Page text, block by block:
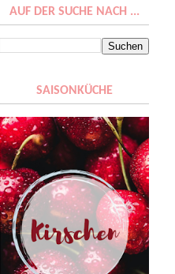
AUF DER SUCHE NACH ...
SAISONKÜCHE